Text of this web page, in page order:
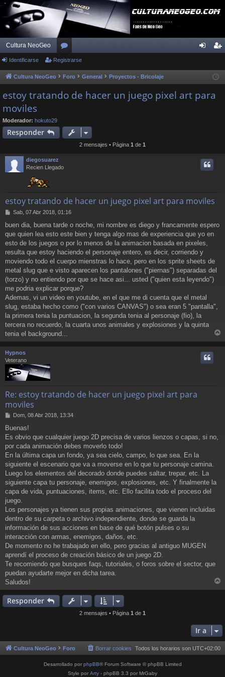
Cultura NeoGeo
or
os ist
Identificarse Registrarse
Cultura NeoGeo Foro General Proyectos - Bricolaje
estoy tratando de hacer un juego pixel art para
moviles
Moderador: hokuto29
Responder
2 mensajes • Página 1 de 1
diegosuarez
Recien Llegado
estoy tratando de hacer un juego pixel art para moviles
M
n
s
a
Sab, 07 Abr 2018, 01:16
buen dia, buena tarde o noche, mi nombre es diego y francamente espero
que quien lea esto este bien y tenga algo mas de experiencia que yo en
esto de los juegos o por lo menos de la animacion basada en pixeles,
resulta que estoy haciendo el personaje entero, es decir, corriendo y
moviendo todo el cuerpo mienstras lo hace, pero en los sprite sheets de
metal slug que e visto aparecen los pantalones ("piernas") separadas del
(torzo) y no entiendo por que se hace asi... usted ("quien esta leyendo")
me podria explicar porque?
Ademas, vi un video en youtube, en el que me di cuenta que el metal
slug, estaba hecho como ("con varios CANVAS") o sea eran 5 "pantalla",
la primera tenia la puntuacion, la segunda tenia al personaje (fio), la
tercera no recuerdo, la cuarta unos animales y explosiones y la quinta
tenia el background...
r
Hypnos
Veterano
Re: estoy tratando de hacer un juego pixel art para
moviles
M
n
s
a
Dom, 08 Abr 2018, 13:34
Buenas!
Es obvio que cualquier juego 2D precisa de varios lienzos o capas, si no,
por cada animación debes moverlo todo!
En la última capa un fondo, ya sea cielo, campo, lo que sea. En la
siguiente el escenario que va a moverse en lo que tu personaje camina.
Luego los elementos del decorado donde puedes saltar, trepar, etc. La
siguiente capa tu personaje, enemigos, explosiones, etc. Y finalmente la
capa de vida, puntuaciones, items, etc. Ello facilita todo el proceso del
juego.
Los personajes ya tienen sus propias animaciones, que vienen incluidas
dentro de su carpeta o archivo independiente, donde se guarda la
información de sus acciones en base de qué botón pulses o su
interacción con armas, enemigos, daños, etc.
De momento no he trabajado en ello, pero gracias al antiguo MUGEN
aprendí el proceso de creación básico de un juego 2D.
Te recomiendo que busques faqs, tutoriales, o foros sobre el sector, que
puedan ayudarte mejor en dicha tarea.
Saludos!
r
Responder
2 mensajes • Página 1 de 1
Ir a
Cultura NeoGeo Foro Todos los horarios son UTC+02:00
Borrar cookies
Desarrollado por phpBB® Forum Software © phpBB Limited
Style por Arty - phpBB 3.3 por MrGaby